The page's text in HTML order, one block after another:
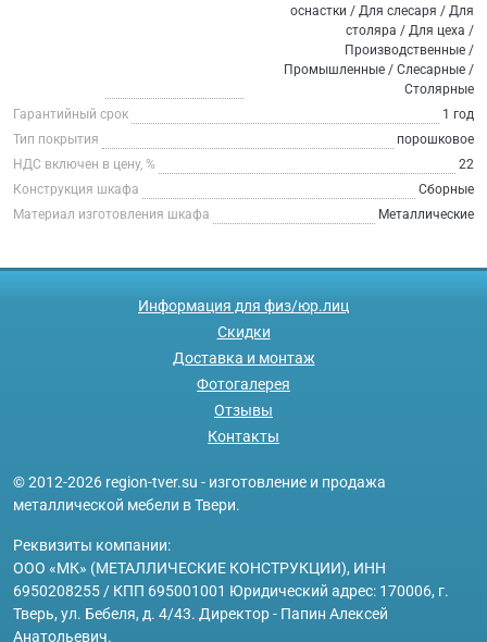
оснастки / Для слесаря / Для
столяра / Для цеха /
Производственные /
Промышленные / Слесарные /
Столярные
Гарантийный срок
1 год
Тип покрытия
порошковое
НДС включен в цену, %
22
Конструкция шкафа
Сборные
Материал изготовления шкафа
Металлические
Информация для физ/юр.лиц
Скидки
Доставка и монтаж
Фотогалерея
Отзывы
Контакты
© 2012-2026 region-tver.su - изготовление и продажа
металлической мебели в Твери.
Реквизиты компании:
ООО «МК» (МЕТАЛЛИЧЕСКИЕ КОНСТРУКЦИИ), ИНН
6950208255 / КПП 695001001 Юридический адрес: 170006, г.
Тверь, ул. Бебеля, д. 4/43. Директор - Папин Алексей
Анатольевич.